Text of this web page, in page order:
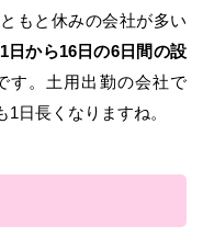
もと休みの会社が多い
日から16日の6日間の設
す。土用出勤の会社で
日長くなりますね。